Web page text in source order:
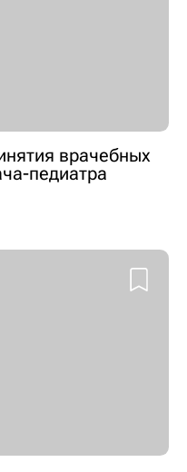
врачебных
педиатра